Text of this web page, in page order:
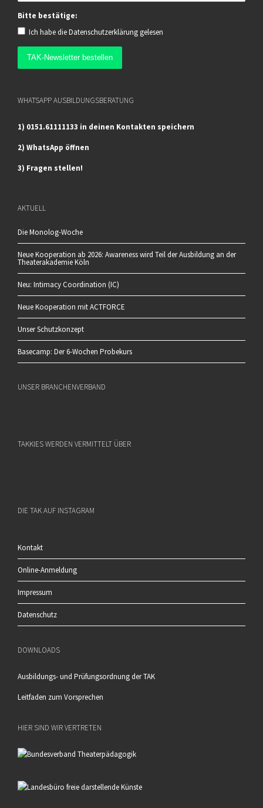
Bitte bestätige:
Ich habe dieDatenschutzerklärung gelesen
WHATSAPP AUSBILDUNGSBERATUNG
1) 0151.61111133 in deinen Kontakten speichern
2) WhatsApp öffnen
3) Fragen stellen!
AKTUELL
Die Monolog-Woche
Neue Kooperation ab 2026: Awareness wird Teil der Ausbildung an der
Theaterakademie Köln
Neu: Intimacy Coordination (IC)
Neue Kooperation mit ACTFORCE
Unser Schutzkonzept
Basecamp: Der 6-Wochen Probekurs
UNSER BRANCHENVERBAND
TAKKIES WERDEN VERMITTELT ÜBER
DIE TAK AUF INSTAGRAM
Kontakt
Online-Anmeldung
Impressum
Datenschutz
DOWNLOADS
Ausbildungs- und Prüfungsordnung der TAK
Leitfaden zum Vorsprechen
HIER SIND WIR VERTRETEN